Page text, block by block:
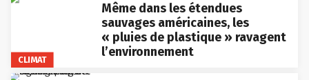
CLIMAT
Même dans les étendues
sauvages américaines, les
« pluies de plastique » ravagent
l’environnement